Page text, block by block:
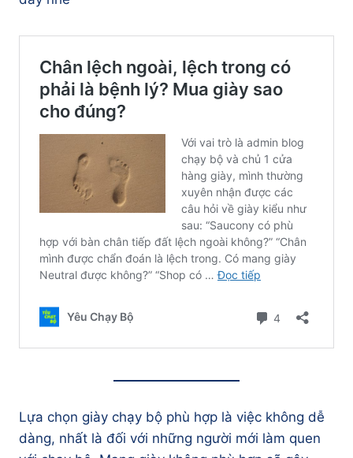
Lựa chọn giày chạy bộ phù hợp là việc không dễ
dàng, nhất là đối với những người mới làm quen